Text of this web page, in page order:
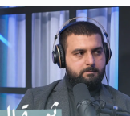
مجهولة، وماضياً ربما صار
هوز، ومع كلّ حرف
وعبرة. إنّها رحلة تجمع بين
غنّاء لم تذبل أزهارها.
المشرف العلمي على مشروع
مع أسامة غاوجي.